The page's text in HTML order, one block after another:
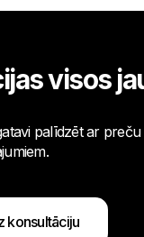
visos
palīdzēt ar
konsultāciju